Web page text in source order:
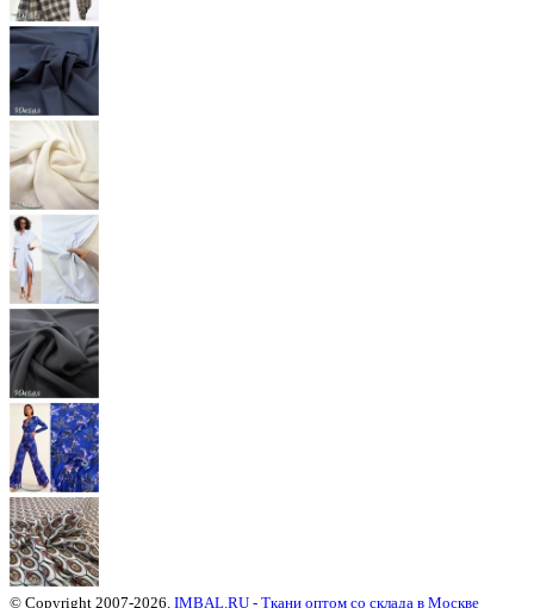
© Copyright 2007-2026. IMBAL.RU - Ткани оптом со склада в Москве